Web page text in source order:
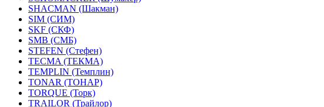
SHACMAN (Шакман)
SIM (СИМ)
SKF (СКФ)
SMB (СМБ)
STEFEN (Стефен)
TECMA (ТЕКМА)
TEMPLIN (Темплин)
TONAR (ТОНАР)
TORQUE (Торк)
TRAILOR (Трайлор)